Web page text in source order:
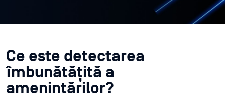
Ce este detectarea
îmbunătățită a
amenințărilor?